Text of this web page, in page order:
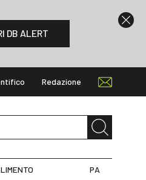
DB ALERT
Redazione
PA